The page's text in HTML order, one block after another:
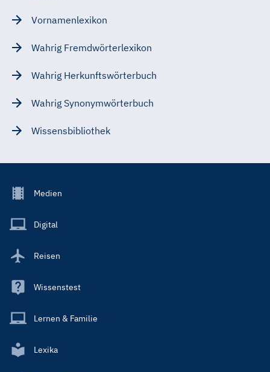
Vornamenlexikon
Wahrig Fremdwörterlexikon
Wahrig Herkunftswörterbuch
Wahrig Synonymwörterbuch
Wissensbibliothek
Footer
Main
Medien
Digital
Reisen
Wissenstest
Lernen & Familie
Lexika